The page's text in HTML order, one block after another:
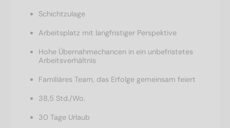
Schichtzulage
Arbeitsplatz mit langfristiger Perspektive
Hohe Übernahmechancen in ein unbefristetes
Arbeitsverhältnis
Familiäres Team, das Erfolge gemeinsam feiert
38,5 Std./Wo.
30 Tage Urlaub